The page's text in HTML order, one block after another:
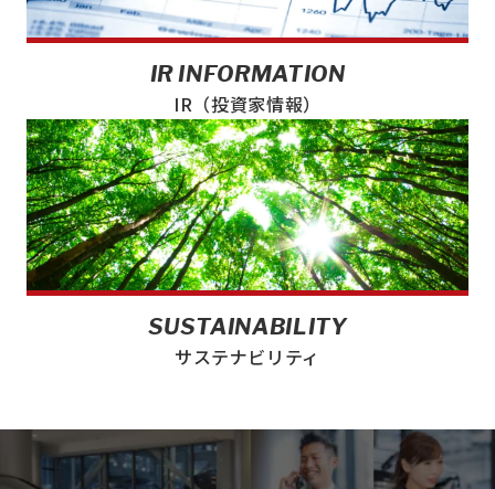
IR INFORMATION
IR（投資家情報）
SUSTAINABILITY
サステナビリティ